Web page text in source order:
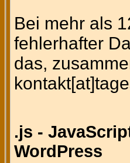
Bei mehr als
fehlerhafter
das,
.js -
WordPress